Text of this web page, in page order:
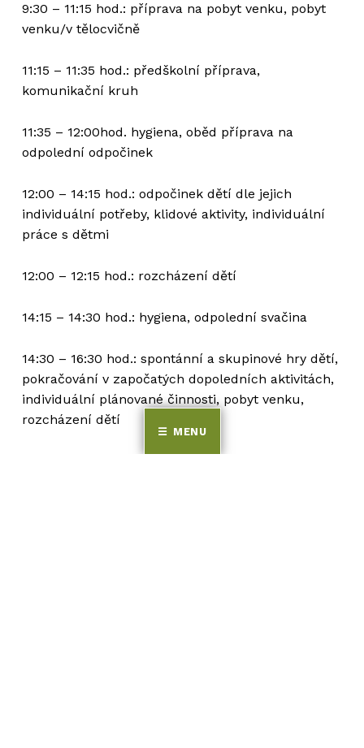
MENU
9:30 – 11:15 hod.: příprava na pobyt venku, pobyt
venku/v tělocvičně
11:15 – 11:35 hod.: předškolní příprava,
komunikační kruh
11:35 – 12:00hod. hygiena, oběd příprava na
odpolední odpočinek
12:00 – 14:15 hod.: odpočinek dětí dle jejich
individuální potřeby, klidové aktivity, individuální
práce s dětmi
12:00 – 12:15 hod.: rozcházení dětí
14:15 – 14:30 hod.: hygiena, odpolední svačina
14:30 – 16:30 hod.: spontánní a skupinové hry dětí,
pokračování v započatých dopoledních aktivitách,
individuální plánované činnosti, pobyt venku,
rozcházení dětí